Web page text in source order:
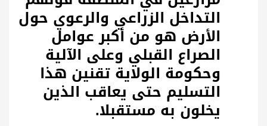
التداخل الزراعي والرعوي حول
الأرض هو من أكبر عوامل
الصراع القبلي وعلى الآلية
وحكومة الولاية تقنين هذا
التسليم حتى يعاقب الذين
يخلون به مستقبلا.